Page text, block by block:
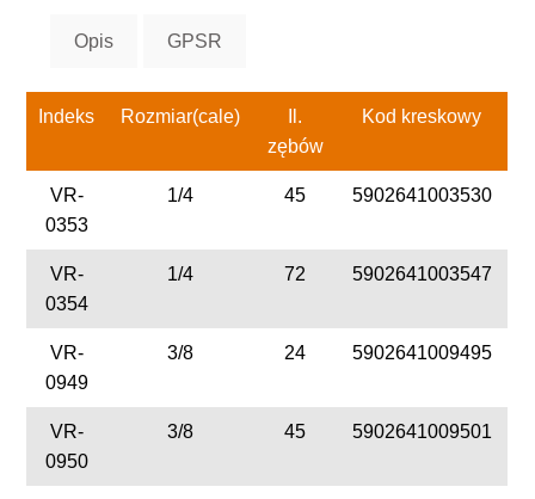
Opis GPSR
Indeks Rozmiar(cale)
Il.
zębów
Kod kreskowy
VR-
0353
1/4 45 5902641003530
VR-
0354
1/4 72 5902641003547
VR-
0949
3/8 24 5902641009495
VR-
0950
3/8 45 5902641009501